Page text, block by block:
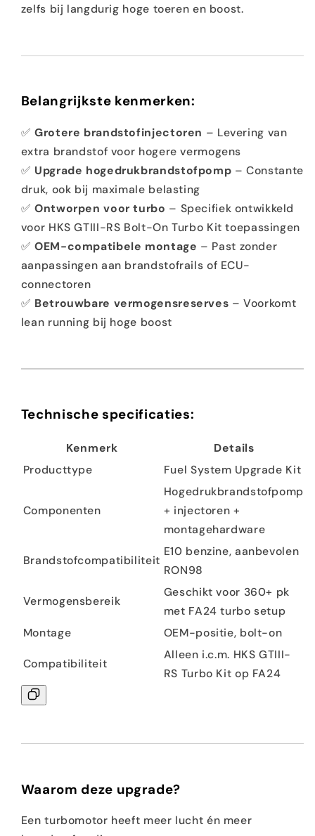
zelfs bij langdurig hoge toeren en boost.
Belangrijkste kenmerken:
✅Grotere brandstofinjectoren – Levering van
extra brandstof voor hogere vermogens
✅ Upgrade hogedrukbrandstofpomp – Constante
druk, ook bij maximale belasting
✅Ontworpen voor turbo – Specifiek ontwikkeld
voor HKS GTIII-RS Bolt-On Turbo Kit toepassingen
✅OEM-compatibele montage – Past zonder
aanpassingen aan brandstofrails of ECU-
connectoren
✅ Betrouwbare vermogensreserves – Voorkomt
lean running bij hoge boost
Technische specificaties:
Kenmerk
Details
Producttype
Fuel System Upgrade Kit
Componenten
Hogedrukbrandstofpomp
+ injectoren +
montagehardware
Brandstofcompatibiliteit
E10 benzine, aanbevolen
RON98
Vermogensbereik
Geschikt voor 360+ pk
met FA24 turbo setup
Montage
OEM-positie, bolt-on
Compatibiliteit
Alleen i.c.m. HKS GTIII-
RS Turbo Kit op FA24
Waarom deze upgrade?
Een turbomotor heeft meer lucht én meer